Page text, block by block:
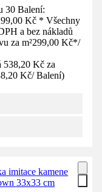
30 Balení:
Kč * Všechny
a bez nákladů
za m²299,00 Kč*/
538,20 Kč za
Kč/ Balení)
imitace kamene
33x33 cm